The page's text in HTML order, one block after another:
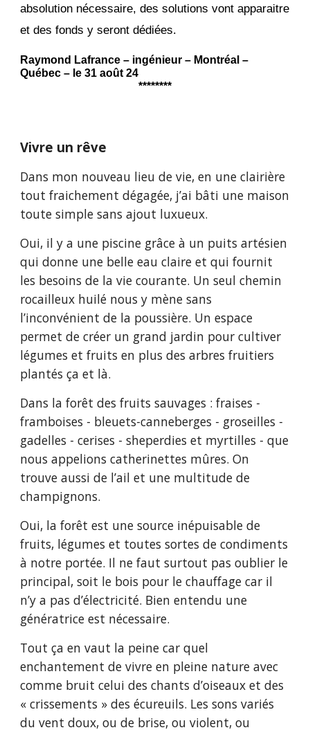
absolution nécessaire, des solutions vont apparaitre
et des fonds y seront dédiées.
Raymond Lafrance – ingénieur – Montréal –
Québec – le 31 août 24
********
Vivre un rêve
Dans mon nouveau lieu de vie, en une clairière
tout fraichement dégagée, j’ai bâti une maison
toute simple sans ajout luxueux.
Oui, il y a une piscine grâce à un puits artésien
qui donne une belle eau claire et qui fournit
les besoins de la vie courante. Un seul chemin
rocailleux huilé nous y mène sans
l’inconvénient de la poussière. Un espace
permet de créer un grand jardin pour cultiver
légumes et fruits en plus des arbres fruitiers
plantés ça et là.
Dans la forêt des fruits sauvages : fraises -
framboises - bleuets-canneberges - groseilles -
gadelles - cerises - sheperdies et myrtilles - que
nous appelions catherinettes mûres. On
trouve aussi de l’ail et une multitude de
champignons.
Oui, la forêt est une source inépuisable de
fruits, légumes et toutes sortes de condiments
à notre portée. Il ne faut surtout pas oublier le
principal, soit le bois pour le chauffage car il
n’y a pas d’électricité. Bien entendu une
génératrice est nécessaire.
Tout ça en vaut la peine car quel
enchantement de vivre en pleine nature avec
comme bruit celui des chants d’oiseaux et des
« crissements » des écureuils. Les sons variés
du vent doux, ou de brise, ou violent, ou